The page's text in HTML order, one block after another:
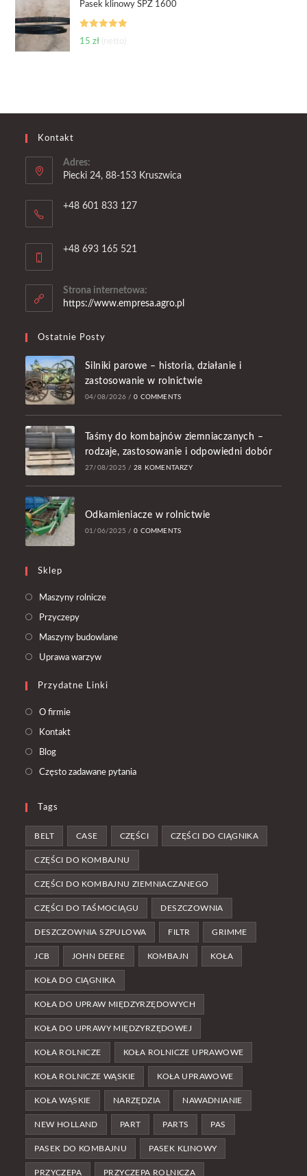
Pasek klinowy SPZ 1600
Oceniono
15zł
Kontakt
Adres:
Piecki 24, 88-153 Kruszwica
+48 601 833 127
+48 693 165 521
Strona internetowa:
https://www.empresa.agro.pl
Ostatnie Posty
Silniki parowe – historia, działanie i
zastosowanie w rolnictwie
04/08/2026 / 0 COMMENTS
Taśmy do kombajnów ziemniaczanych –
rodzaje, zastosowanie i odpowiedni dobór
27/08/2025 / 28 KOMENTARZY
Odkamieniacze w rolnictwie
01/06/2025 / 0 COMMENTS
Sklep
Maszyny rolniczeOpens
PrzyczepyOpens
in
tab
Maszyny budowlaneOpens
Uprawa warzywOpens
a
Przydatne Linki
O firmie
Kontakt
Blog
Często zadawane pytania
Tags
BELT CASE CZĘŚCI CZĘŚCI DO CIĄGNIKA
CZĘŚCI DO KOMBAJNU
CZĘŚCI DO KOMBAJNU ZIEMNIACZANEGO
CZĘŚCI DO TAŚMOCIĄGU DESZCZOWNIA
DESZCZOWNIA SZPULOWA FILTR GRIMME
JCB JOHN DEERE KOMBAJN KOŁA
KOŁA DO CIĄGNIKA
KOŁA DO UPRAW MIĘDZYRZĘDOWYCH
KOŁA DO UPRAWY MIĘDZYRZĘDOWEJ
KOŁA ROLNICZE KOŁA ROLNICZE UPRAWOWE
KOŁA ROLNICZE WĄSKIE KOŁA UPRAWOWE
KOŁA WĄSKIE NARZĘDZIA NAWADNIANIE
NEW HOLLAND PART PARTS PAS
PASEK DO KOMBAJNU PASEK KLINOWY
PRZYCZEPA PRZYCZEPA ROLNICZA